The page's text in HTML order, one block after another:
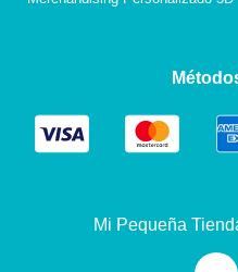
Mi Pequeña